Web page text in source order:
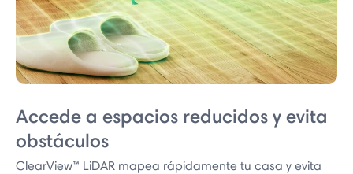
Accede a espacios reducidos y evita
obstáculos
ClearView™ LiDAR mapea rápidamente tu casa y evita